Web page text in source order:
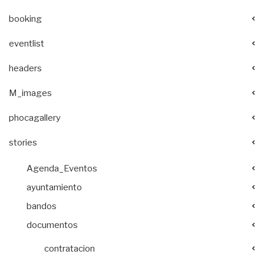
booking
eventlist
headers
M_images
phocagallery
stories
Agenda_Eventos
ayuntamiento
bandos
documentos
contratacion